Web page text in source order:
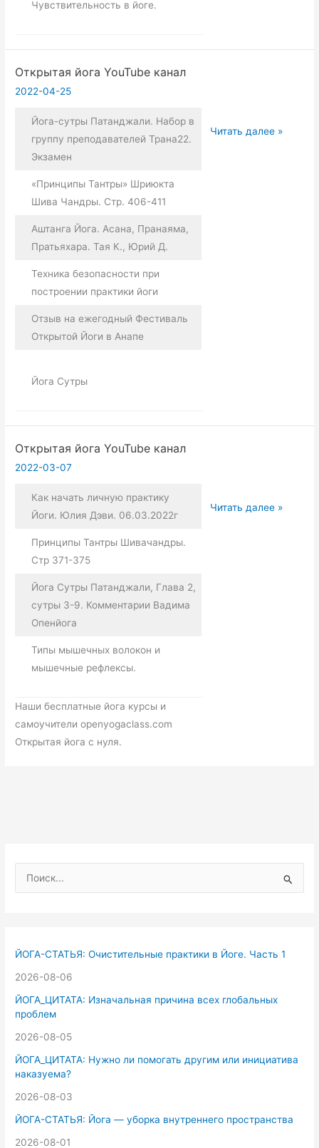
Чувствительность в йоге.
Открытая йога YouTube канал
2022-04-25
Йога-сутры Патанджали. Набор в
группу преподавателей Трана22.
Экзамен
«Принципы Тантры» Шриюкта
Шива Чандры. Стр. 406-411
Аштанга Йога. Асана, Пранаяма,
Пратьяхара. Тая К., Юрий Д.
Техника безопасности при
построении практики йоги
Отзыв на ежегодный Фестиваль
Открытой Йоги в Анапе
Йога Сутры
Открытая
Читать далее »
Открытая йога YouTube канал
2022-03-07
Как начать личную практику
Йоги. Юлия Дэви. 06.03.2022г
Принципы Тантры Шивачандры.
Стр 371-375
Йога Сутры Патанджали, Глава 2,
сутры 3-9. Комментарии Вадима
Опенйога
Типы мышечных волокон и
мышечные рефлексы.
Наши бесплатные йога курсы и
самоучители openyogaclass.com
Открытая йога с нуля.
Открытая
Читать далее »
о
к
ЙОГА-СТАТЬЯ: Очистительные практики в Йоге. Часть 1
2026-08-06
ЙОГА_ЦИТАТА: Изначальная причина всех глобальных
проблем
2026-08-05
ЙОГА_ЦИТАТА: Нужно ли помогать другим или инициатива
наказуема?
2026-08-03
ЙОГА-СТАТЬЯ: Йога — уборка внутреннего пространства
2026-08-01